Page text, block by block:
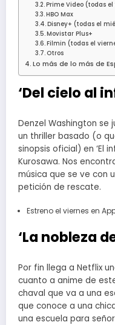
Prime Video (todas el
HBO Max
Disney+ (todas el
Movistar Plus+
Filmin (todas el
Otros
Lo más de lo más de
‘Del cielo al
Denzel Washington se
un thriller basado (o
sinopsis oficial) en ‘El
Kurosawa. Nos
música que se ve con
petición de rescate.
Estreno el viernes en
‘La nobleza
Por fin llega a Netflix
cuanto a anime de
chaval que va a una
que conoce a una
una escuela para